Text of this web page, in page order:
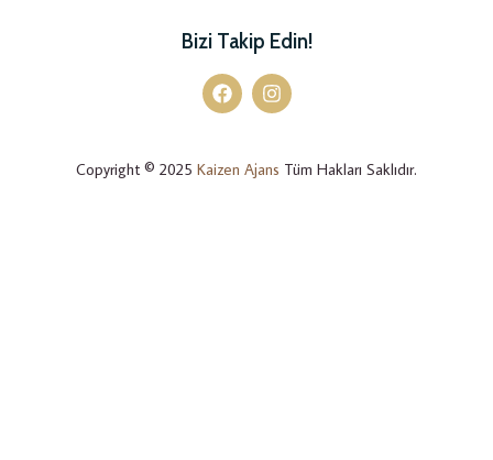
Bizi Takip Edin!
Copyright © 2025 Kaizen Ajans Tüm Hakları Saklıdır.